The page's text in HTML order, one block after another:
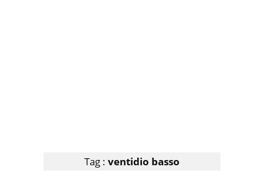
Tag : ventidio basso